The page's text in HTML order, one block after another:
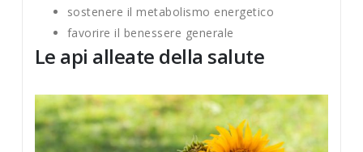
sostenere il metabolismo energetico
favorire il benessere generale
Le api alleate della salute